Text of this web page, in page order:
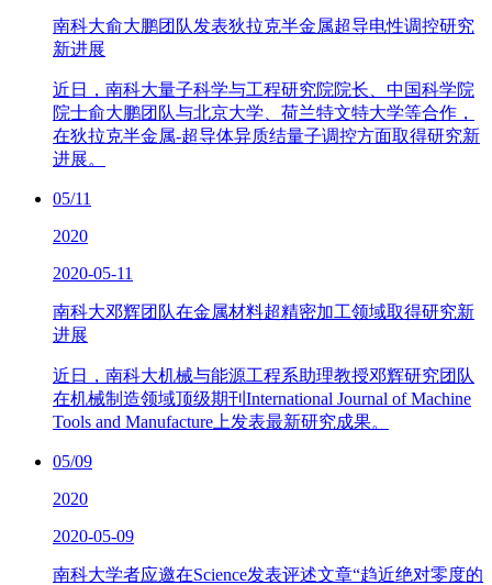
南科大俞大鹏团队发表狄拉克半金属超导电性调控研究
新进展
近日，南科大量子科学与工程研究院院长、中国科学院
院士俞大鹏团队与北京大学、荷兰特文特大学等合作，
在狄拉克半金属-超导体异质结量子调控方面取得研究新
进展。
05/11
2020
2020-05-11
南科大邓辉团队在金属材料超精密加工领域取得研究新
进展
近日，南科大机械与能源工程系助理教授邓辉研究团队
在机械制造领域顶级期刊International Journal of Machine
Tools and Manufacture上发表最新研究成果。
05/09
2020
2020-05-09
南科大学者应邀在Science发表评述文章“趋近绝对零度的